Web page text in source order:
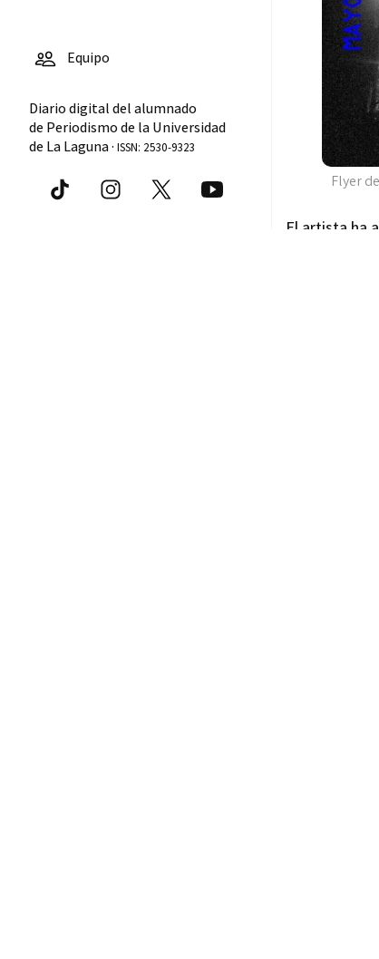
Equipo
Diario digital del alumnado
de Periodismo de la Universidad
de La Laguna · ISSN: 2530-9323
Flyer
El artista ha